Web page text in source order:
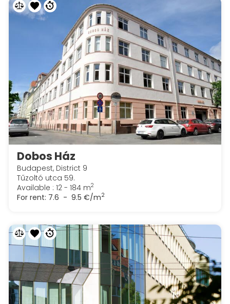
Dobos Ház
Budapest, District 9
Tűzoltó utca 59.
Available : 12 - 184 m2
For rent: 7.6 - 9.5 €/m2